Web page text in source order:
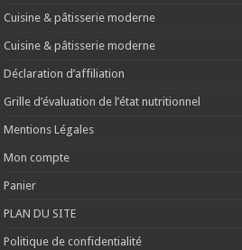
Cuisine & pâtisserie moderne
Cuisine & pâtisserie moderne
Déclaration d’affiliation
Grille d’évaluation de l’état nutritionnel
Mentions Légales
Mon compte
Panier
PLAN DU SITE
Politique de confidentialité